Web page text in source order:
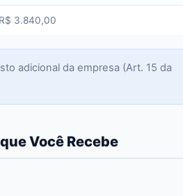
R$ 3.840,00
adicional da empresa (Art. 15 da
Você Recebe